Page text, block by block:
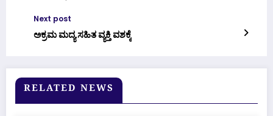
Next post
ಅಕ್ರಮ ಮದ್ಯ ಸಹಿತ ವ್ಯಕ್ತಿ ವಶಕ್ಕೆ
RELATED NEWS